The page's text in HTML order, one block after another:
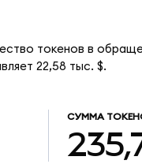
токенов в
22,58 тыс. $.
СУММА